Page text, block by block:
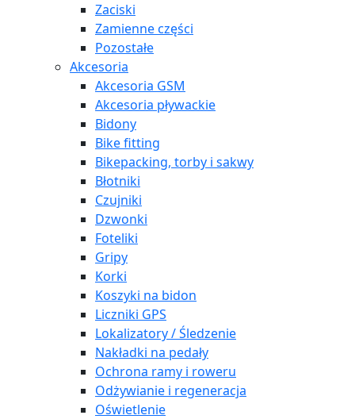
Zaciski
Zamienne części
Pozostałe
Akcesoria
Akcesoria GSM
Akcesoria pływackie
Bidony
Bike fitting
Bikepacking, torby i sakwy
Błotniki
Czujniki
Dzwonki
Foteliki
Gripy
Korki
Koszyki na bidon
Liczniki GPS
Lokalizatory / Śledzenie
Nakładki na pedały
Ochrona ramy i roweru
Odżywianie i regeneracja
Oświetlenie